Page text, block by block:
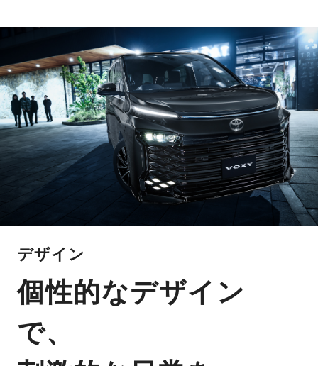
デザイン
個性的なデザイン
で、